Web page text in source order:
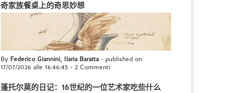
奇家族餐桌上的奇思妙想
By Federico Giannini, Ilaria Baratta - published on
17/07/2026 alle 16:46:45 - 2 Commenti
蓬托尔莫的日记：16世纪的一位艺术家吃些什么